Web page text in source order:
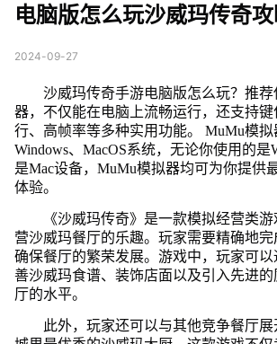
电脑版怎么玩沙威玛传奇
2024-09-27
沙威玛传奇手游电脑版怎么玩？推
器，不仅能在电脑上流畅运行，还支持
行、高帧率等多种实用功能。 MuMu模
Windows、MacOS系统，无论你使用的是
是Mac设备，MuMu模拟器均可为你提供
体验。
《沙威玛传奇》是一款模拟经营类
营沙威玛餐厅的乐趣。玩家需要精确地
确保餐厅的繁荣发展。游戏中，玩家可
善沙威玛食谱、装饰店面以及引入先进
厅的水平。
此外，玩家还可以与其他竞争餐厅